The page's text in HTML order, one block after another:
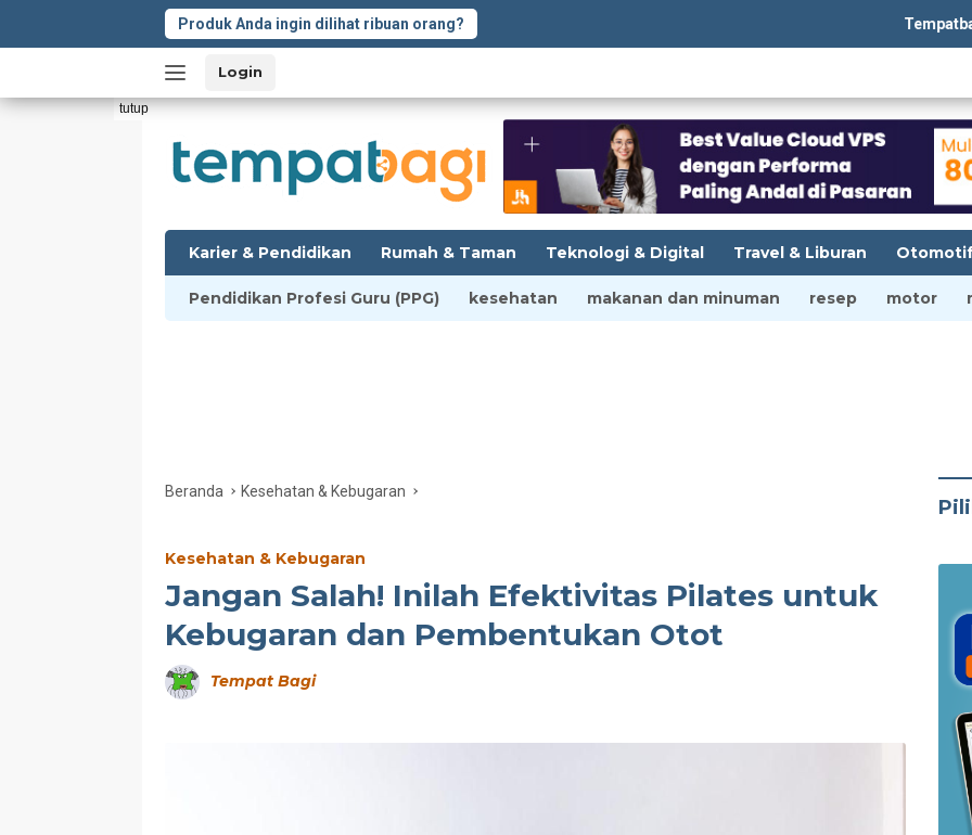
Produk Anda ingin dilihat ribuan orang?
Login
tutup
Karier & Pendidikan Rumah & Taman Teknologi & Digital Travel & Liburan
Pendidikan Profesi Guru (PPG) kesehatan makanan dan minuman resep motor
Beranda Kesehatan & Kebugaran
Kesehatan & Kebugaran
Jangan Salah! Inilah Efektivitas Pilates untuk
Kebugaran dan Pembentukan Otot
Tempat Bagi